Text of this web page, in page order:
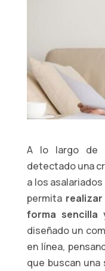
A lo largo de
detectado una
a los
permita
forma sencilla
diseñado un
en línea,
que buscan una